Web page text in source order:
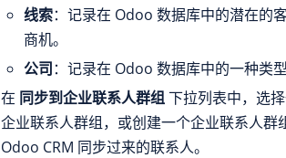
线索：记录在 Odoo 数据库中的潜在的
商机。
公司：记录在 Odoo 数据库中的一种类
在 同步到企业联系人群组下拉列表中，选
企业联系人群组，或创建一个企业联系人群
Odoo CRM 同步过来的联系人。